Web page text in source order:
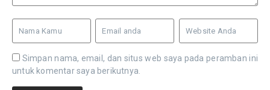
Simpan nama, email, dan situs web saya pada peramban ini
untuk komentar saya berikutnya.